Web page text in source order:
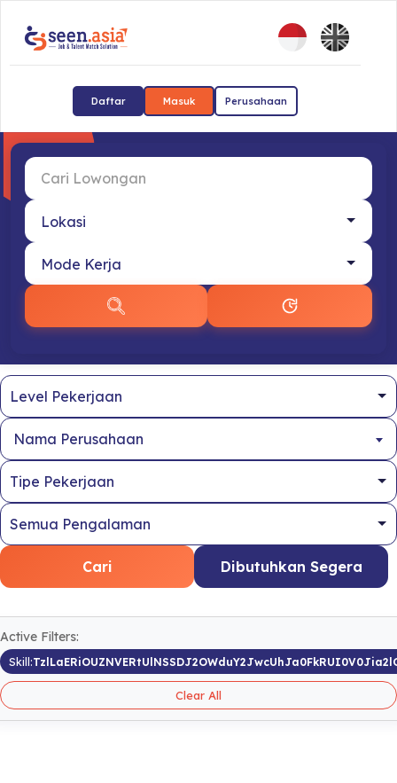
Daftar Masuk Perusahaan
Nama Perusahaan
Cari Dibutuhkan Segera
Active Filters:
Skill:
Clear All